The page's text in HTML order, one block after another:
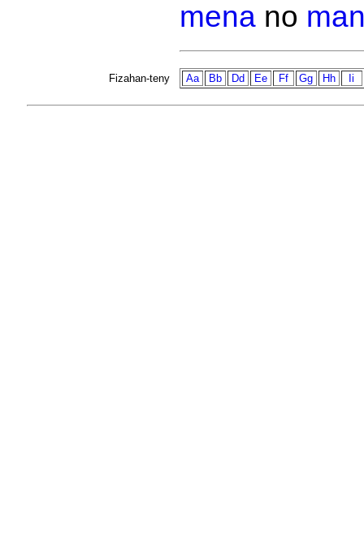
menano
Fizahan-teny Aa Bb Dd Ee Ff Gg Hh Ii